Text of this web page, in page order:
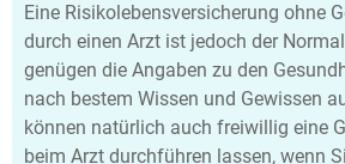
Eine Risikolebensversicherung ohne
durch einen Arzt ist jedoch der
genügen die Angaben zu den
nach bestem Wissen und Gewissen
können natürlich auch freiwillig eine
beim Arzt durchführen lassen, wenn